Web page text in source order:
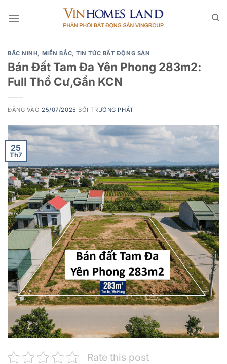
qua
BẮC NINH, MIỀN BẮC,TIN TỨC BẤT ĐỘNG SẢN
Bán Đất Tam Đa Yên Phong 283m2:
Full Thổ Cư,Gần KCN
ĐĂNG VÀO 25/07/2025 BỞITRƯỜNG PHÁT
25
Th7
Rate this post